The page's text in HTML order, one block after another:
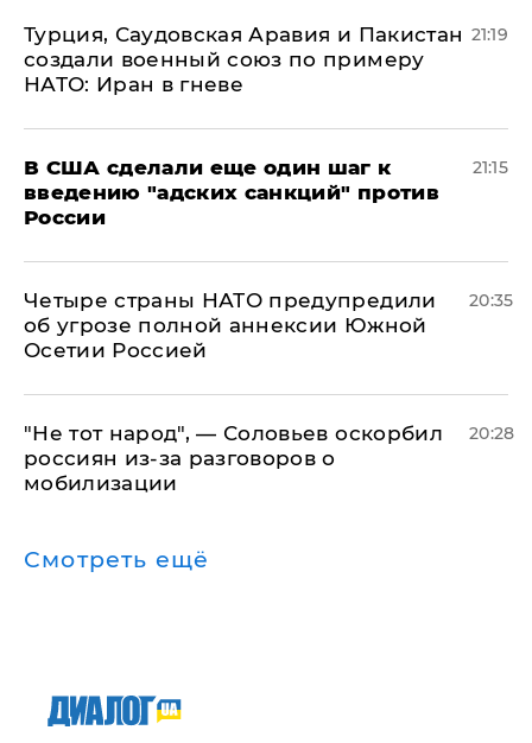
Турция, Саудовская Аравия и Пакистан
создали военный союз по примеру
НАТО: Иран в гневе
21:19
В США сделали еще один шаг к
введению "адских санкций" против
России
21:15
Четыре страны НАТО предупредили
об угрозе полной аннексии Южной
Осетии Россией
20:35
​"Не тот народ", — Соловьев оскорбил
россиян из-за разговоров о
мобилизации
20:28
Смотреть ещё